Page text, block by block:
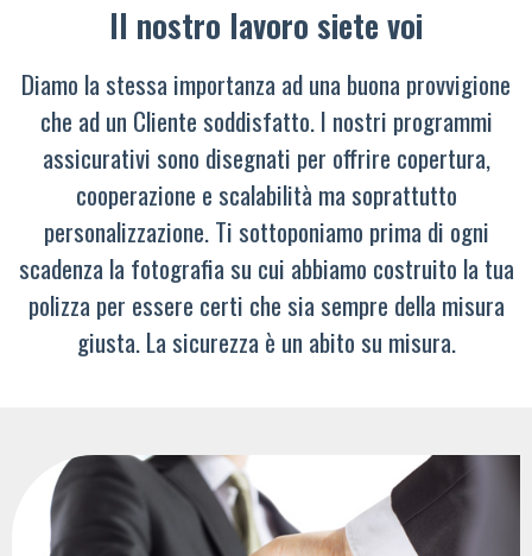
Il nostro lavoro siete voi
Diamo la stessa importanza ad una buona provvigione
che ad un Cliente soddisfatto. I nostri programmi
assicurativi sono disegnati per offrire copertura,
cooperazione e scalabilità ma soprattutto
personalizzazione. Ti sottoponiamo prima di ogni
scadenza la fotografia su cui abbiamo costruito la tua
polizza per essere certi che sia sempre della misura
giusta. La sicurezza è un abito su misura.